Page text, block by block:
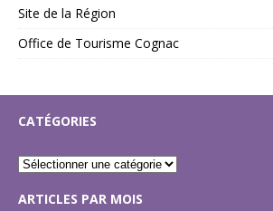
Site de la Région
Office de Tourisme Cognac
CATÉGORIES
ARTICLES PAR MOIS